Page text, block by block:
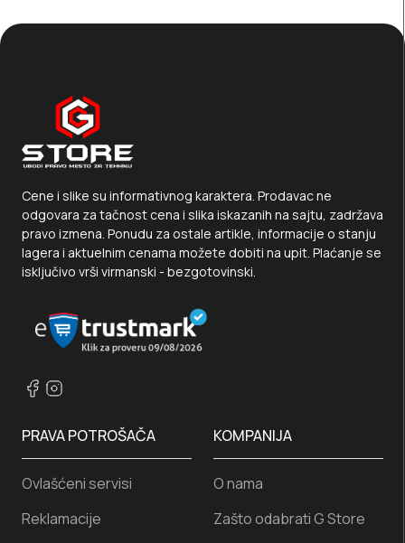
Cene i slike su informativnog karaktera. Prodavac ne
odgovara za tačnost cena i slika iskazanih na sajtu, zadržava
pravo izmena. Ponudu za ostale artikle, informacije o stanju
lagera i aktuelnim cenama možete dobiti na upit. Plaćanje se
isključivo vrši virmanski - bezgotovinski.
PRAVA POTROŠAČA
Ovlašćeni servisi
Reklamacije
KOMPANIJA
O nama
Zašto odabrati G Store